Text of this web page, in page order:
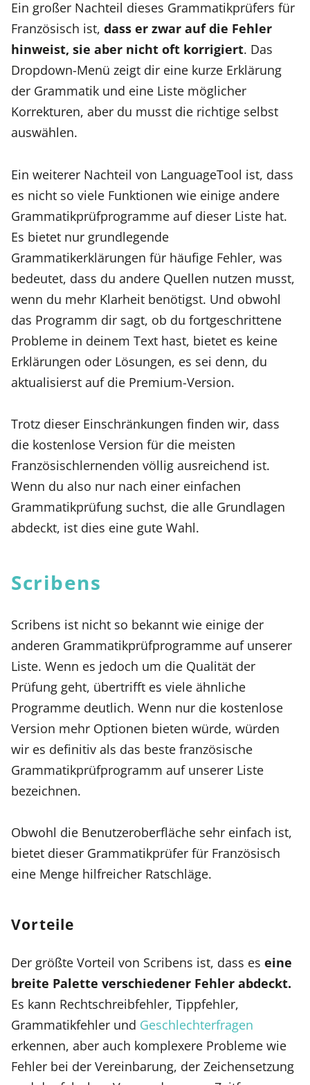
Ein großer Nachteil dieses Grammatikprüfers für
Französisch ist, dass er zwar auf die Fehler
hinweist, sie aber nicht oft korrigiert. Das
Dropdown-Menü zeigt dir eine kurze Erklärung
der Grammatik und eine Liste möglicher
Korrekturen, aber du musst die richtige selbst
auswählen.
Ein weiterer Nachteil von LanguageTool ist, dass
es nicht so viele Funktionen wie einige andere
Grammatikprüfprogramme auf dieser Liste hat.
Es bietet nur grundlegende
Grammatikerklärungen für häufige Fehler, was
bedeutet, dass du andere Quellen nutzen musst,
wenn du mehr Klarheit benötigst. Und obwohl
das Programm dir sagt, ob du fortgeschrittene
Probleme in deinem Text hast, bietet es keine
Erklärungen oder Lösungen, es sei denn, du
aktualisierst auf die Premium-Version.
Trotz dieser Einschränkungen finden wir, dass
die kostenlose Version für die meisten
Französischlernenden völlig ausreichend ist.
Wenn du also nur nach einer einfachen
Grammatikprüfung suchst, die alle Grundlagen
abdeckt, ist dies eine gute Wahl.
Scribens
Scribens ist nicht so bekannt wie einige der
anderen Grammatikprüfprogramme auf unserer
Liste. Wenn es jedoch um die Qualität der
Prüfung geht, übertrifft es viele ähnliche
Programme deutlich. Wenn nur die kostenlose
Version mehr Optionen bieten würde, würden
wir es definitiv als das beste französische
Grammatikprüfprogramm auf unserer Liste
bezeichnen.
Obwohl die Benutzeroberfläche sehr einfach ist,
bietet dieser Grammatikprüfer für Französisch
eine Menge hilfreicher Ratschläge.
Vorteile
Der größte Vorteil von Scribens ist, dass es eine
breite Palette verschiedener Fehler abdeckt.
Es kann Rechtschreibfehler, Tippfehler,
Grammatikfehler und Geschlechterfragen
erkennen, aber auch komplexere Probleme wie
Fehler bei der Vereinbarung, der Zeichensetzung